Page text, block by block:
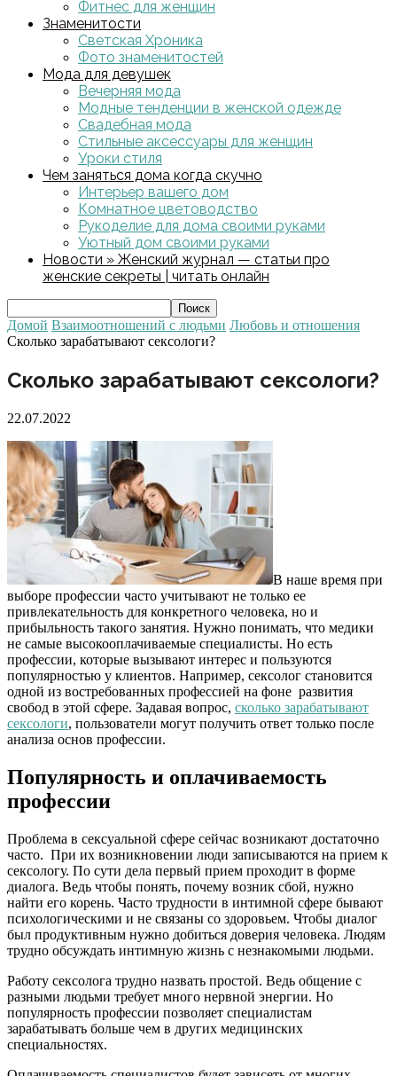
Фитнес для женщин
Знаменитости
Светская Хроника
Фото знаменитостей
Мода для девушек
Вечерняя мода
Модные тенденции в женской одежде
Свадебная мода
Стильные аксессуары для женщин
Уроки стиля
Чем заняться дома когда скучно
Интерьер вашего дом
Комнатное цветоводство
Рукоделие для дома своими руками
Уютный дом своими руками
Новости » Женский журнал — статьи про
женские секреты | читать онлайн
Домой Взаимоотношений с людьми Любовь и отношения
Сколько зарабатывают сексологи?
Сколько зарабатывают сексологи?
22.07.2022
В наше время при
выборе профессии часто учитывают не только ее
привлекательность для конкретного человека, но и
прибыльность такого занятия. Нужно понимать, что медики
не самые высокооплачиваемые специалисты. Но есть
профессии, которые вызывают интерес и пользуются
популярностью у клиентов. Например, сексолог становится
одной из востребованных профессией на фоне развития
свобод в этой сфере. Задавая вопрос, сколько зарабатывают
сексологи, пользователи могут получить ответ только после
анализа основ профессии.
Популярность и оплачиваемость
профессии
Проблема в сексуальной сфере сейчас возникают достаточно
часто. При их возникновении люди записываются на прием к
сексологу. По сути дела первый прием проходит в форме
диалога. Ведь чтобы понять, почему возник сбой, нужно
найти его корень. Часто трудности в интимной сфере бывают
психологическими и не связаны со здоровьем. Чтобы диалог
был продуктивным нужно добиться доверия человека. Людям
трудно обсуждать интимную жизнь с незнакомыми людьми.
Работу сексолога трудно назвать простой. Ведь общение с
разными людьми требует много нервной энергии. Но
популярность профессии позволяет специалистам
зарабатывать больше чем в других медицинских
специальностях.